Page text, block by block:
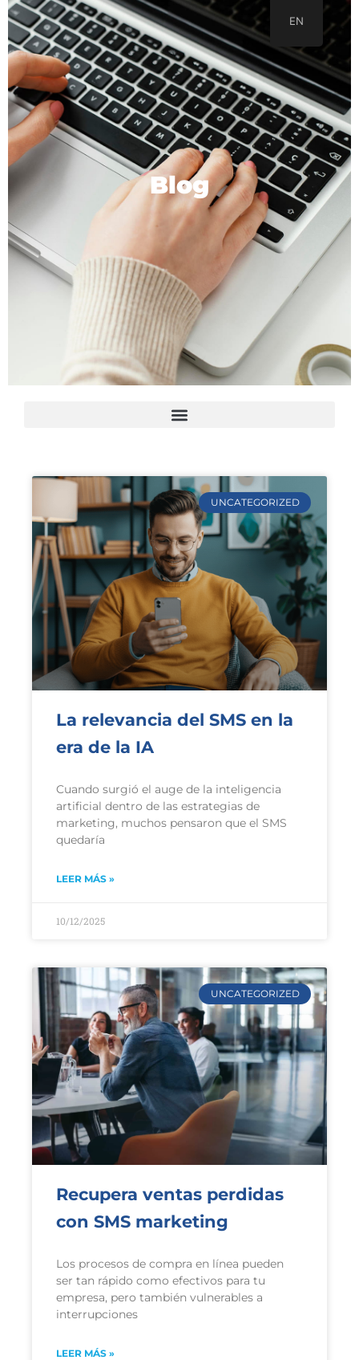
Blog
UNCATEGORIZED
La relevancia del SMS en la
era de la IA
Cuando surgió el auge de la inteligencia
artificial dentro de las estrategias de
marketing, muchos pensaron que el SMS
quedaría
LEER MÁS »
10/12/2025
UNCATEGORIZED
Recupera ventas perdidas
con SMS marketing
Los procesos de compra en línea pueden
ser tan rápido como efectivos para tu
empresa, pero también vulnerables a
interrupciones
LEER MÁS »
EN